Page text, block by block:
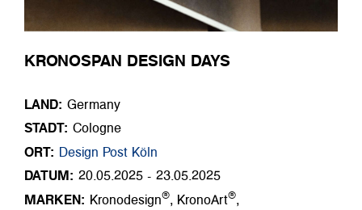
KRONOSPAN DESIGN DAYS
LAND: Germany
STADT: Cologne
ORT: Design Post Köln
DATUM: 20.05.2025 - 23.05.2025
MARKEN: Kronodesign®, KronoArt®,